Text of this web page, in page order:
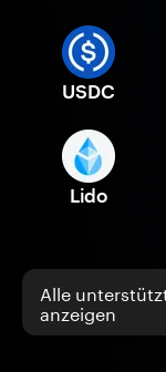
USDC
Lido
Alle
anzeigen